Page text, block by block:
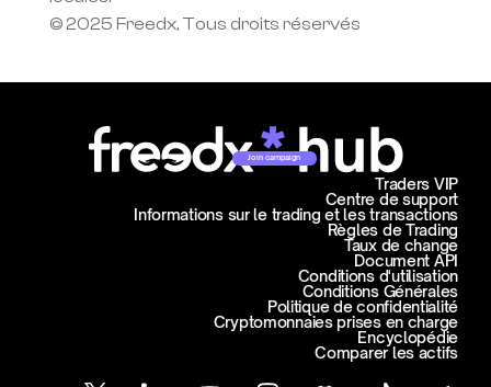
© 2025 Freedx, Tous droits réservés
Join campaign
Centre de support
Informations sur le trading et les transactions
Traders VIP
Règles de Trading
Taux de change
Document API
Conditions d'utilisation
Conditions Générales
Politique de confidentialité
Cryptomonnaies prises en charge
Encyclopédie
Comparer les actifs